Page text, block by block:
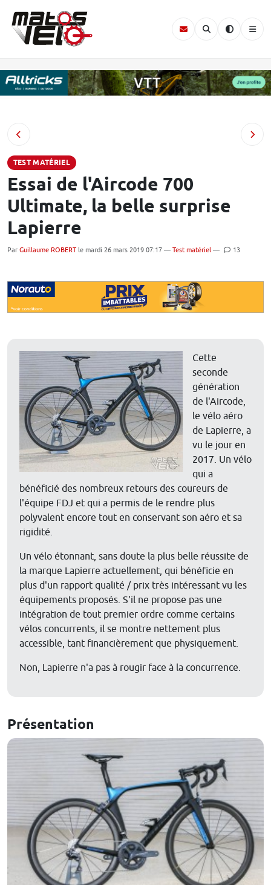
TEST MATÉRIEL
Essai de l'Aircode 700
Ultimate, la belle surprise
Lapierre
Par Guillaume ROBERT le mardi 26 mars 2019 07:17 — Test matériel — 13
Cette
seconde
génération
de l'Aircode,
le vélo aéro
de Lapierre, a
vu le jour en
2017. Un vélo
qui a
bénéficié des nombreux retours des coureurs de
l'équipe FDJ et qui a permis de le rendre plus
polyvalent encore tout en conservant son aéro et sa
rigidité.
Un vélo étonnant, sans doute la plus belle réussite de
la marque Lapierre actuellement, qui bénéficie en
plus d'un rapport qualité / prix très intéressant vu les
équipements proposés. S'il ne propose pas une
intégration de tout premier ordre comme certains
vélos concurrents, il se montre nettement plus
accessible, tant financièrement que physiquement.
Non, Lapierre n'a pas à rougir face à la concurrence.
Présentation